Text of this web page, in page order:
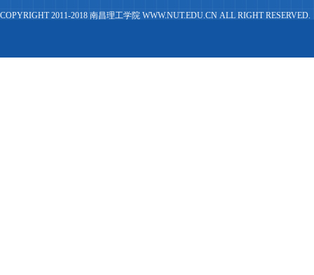
COPYRIGHT 2011-2018 南昌理工学院 WWW.NUT.EDU.CN ALL RIGHT RESERVED.